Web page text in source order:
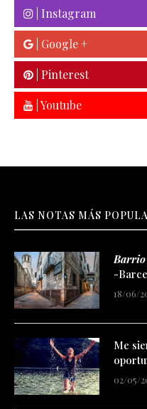
| Instagram
| Google +
| Pinterest
| Youtube
LAS NOTAS MÁS
Barrio
-
18/06/
Me
02/05/